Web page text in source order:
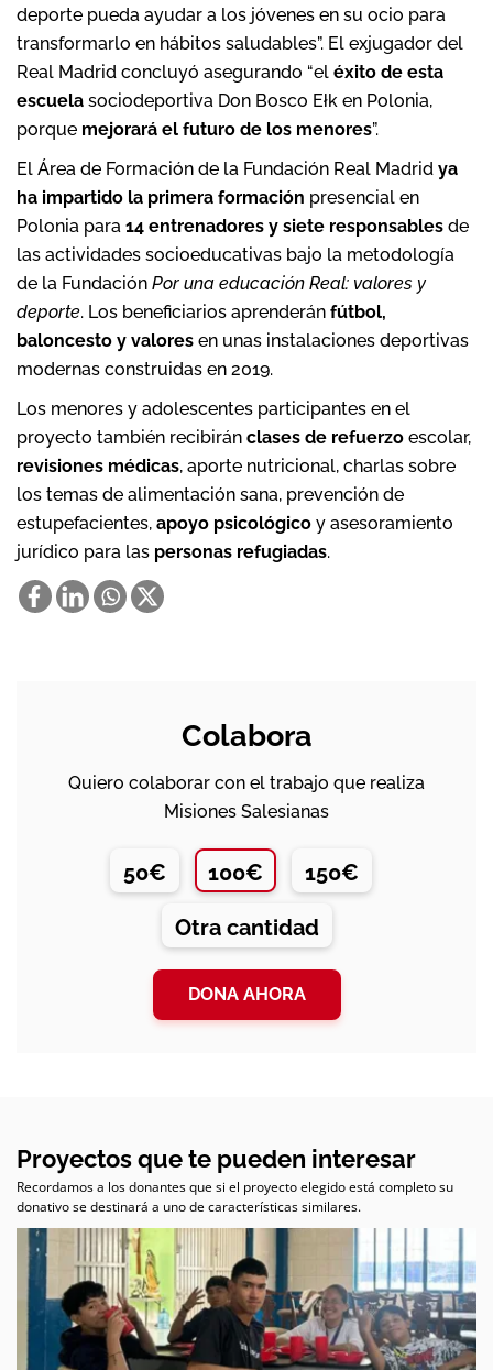
deporte pueda ayudar a los jóvenes en su ocio para
transformarlo en hábitos saludables”. El exjugador del
Real Madrid concluyó asegurando “el éxito de esta
escuela sociodeportiva Don Bosco Ełk en Polonia,
porque mejorará el futuro de los menores”.
El Área de Formación de la Fundación Real Madrid ya
ha impartido la primera formación presencial en
Polonia para 14 entrenadores y siete responsables de
las actividades socioeducativas bajo la metodología
de la Fundación Por una educación Real: valores y
deporte. Los beneficiarios aprenderán fútbol,
baloncesto y valores en unas instalaciones deportivas
modernas construidas en 2019.
Los menores y adolescentes participantes en el
proyecto también recibirán clases de refuerzo escolar,
revisiones médicas, aporte nutricional, charlas sobre
los temas de alimentación sana, prevención de
estupefacientes, apoyo psicológico y asesoramiento
jurídico para las personas refugiadas.
Colabora
Quiero colaborar con el trabajo que realiza
Misiones Salesianas
50€ 100€ 150€
Otra cantidad
DONA AHORA
Proyectos que te pueden interesar
Recordamos a los donantes que si el proyecto elegido está completo su
donativo se destinará a uno de características similares.